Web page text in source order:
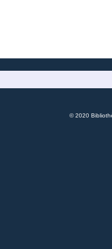
© 2020